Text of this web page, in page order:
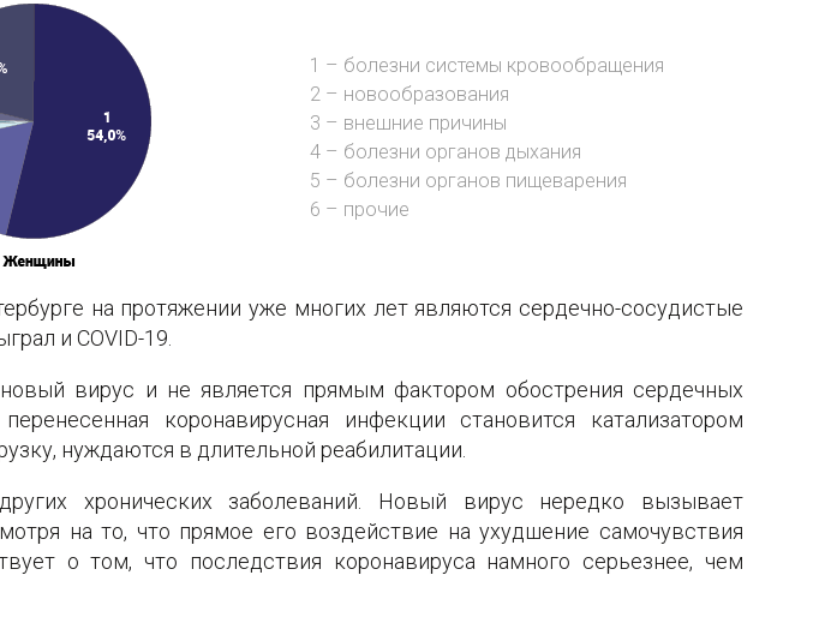
1 – болезни системы кровообращения
2 – новообразования
3 – внешние причины
4 – болезни органов дыхания
5 – болезни органов пищеварения
6 – прочие
на протяжении уже многих лет являются сердечно-сосудистые
и COVID-19.
вирус и не является прямым фактором обострения сердечных
коронавирусная инфекции становится катализатором
нуждаются в длительной реабилитации.
хронических заболеваний. Новый вирус нередко вызывает
на то, что прямое его воздействие на ухудшение самочувствия
о том, что последствия коронавируса намного серьезнее, чем